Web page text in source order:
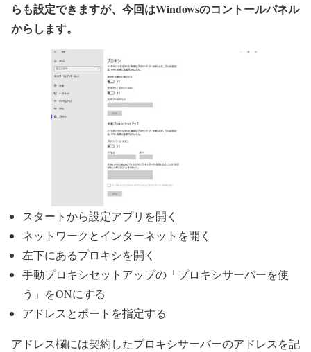
らも設定できますが、今回はWindowsのコントールパネル
からします。
スタートから設定アプリを開く
ネットワークとインターネットを開く
左下にあるプロキシを開く
手動プロキシセットアップの「プロキシサーバーを使
う」をONにする
アドレスとポートを指定する
アドレス欄には契約したプロキシサーバーのアドレスを記